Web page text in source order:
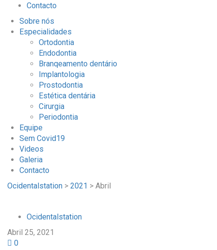
Contacto
Sobre nós
Especialidades
Ortodontia
Endodontia
Branqeamento dentário
Implantologia
Prostodontia
Estética dentária
Cirurgia
Periodontia
Equipe
Sem Covid19
Videos
Galeria
Contacto
Ocidentalstation > 2021 > Abril
Ocidentalstation
Abril 25, 2021
0